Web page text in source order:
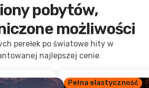
pobytów,
możliwości
perełek po światowe hity w
najlepszej cenie
Pełna elastyczność